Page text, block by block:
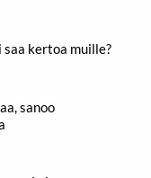
kertoa muille?
sanoo